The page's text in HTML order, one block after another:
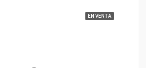
EN VENTA